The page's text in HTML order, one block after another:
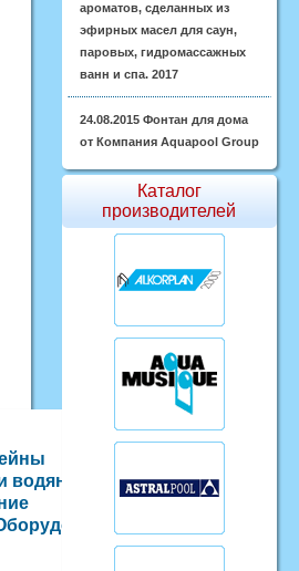
водяные
ароматов, сделанных из
эфирных масел для саун,
паровых, гидромассажных
ванн и спа. 2017
24.08.2015 Фонтан для дома
от Компания Aquapool Group
Каталог
производителей